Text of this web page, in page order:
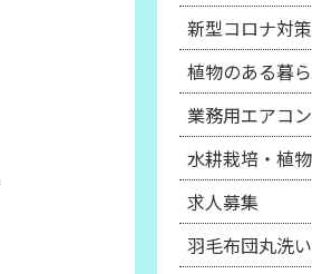
新型コロナ対策
植物のある暮
業務用エアコ
水耕栽培・植
求人募集
羽毛布団丸洗い